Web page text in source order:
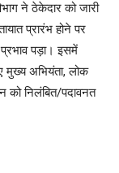
ने ठेकेदार को जारी
प्रारंभ होने पर
प्रभाव पड़ा। इसमें
मुख्य अभियंता, लोक
को निलंबित/पदावनत